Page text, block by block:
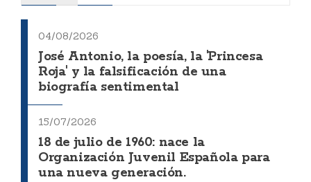
04/08/2026
José Antonio, la poesía, la 'Princesa
Roja' y la falsificación de una
biografía sentimental
15/07/2026
18 de julio de 1960: nace la
Organización Juvenil Española para
una nueva generación.